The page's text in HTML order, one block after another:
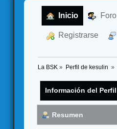
Inicio Foro
Registrarse
La BSK » Perfil de kesulin »
Información del Perfil
Resumen